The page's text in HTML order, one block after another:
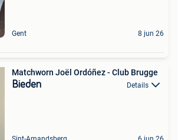
Gent 8 jun 26
Matchworn Joël Ordóñez - Club Brugge
Bieden Details